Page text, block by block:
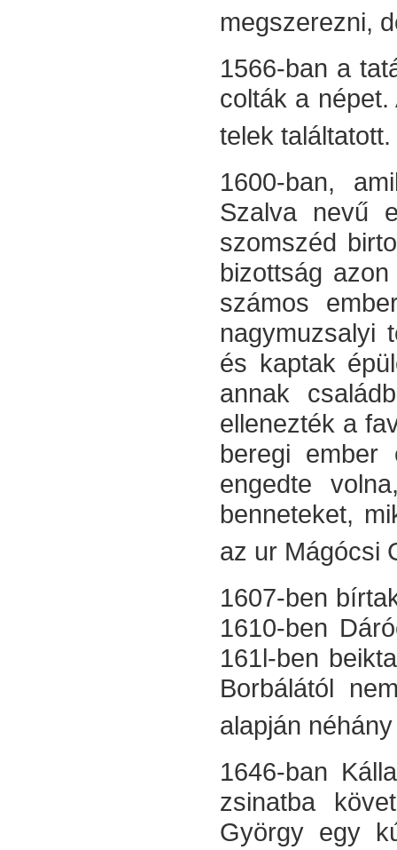
megszerezni,
1566-ban a
colták a
telek találtatott.
1600-ban,
Szalva nevű
szomszéd
bizottság
számos
nagymuzsalyi
és kaptak
annak
ellenezték a
beregi
engedte
benneteket,
az ur Mágócsi
1607-ben
1610-ben
161l-ben
Borbálától
alap­ján
1646-ban
zsinatba
György egy